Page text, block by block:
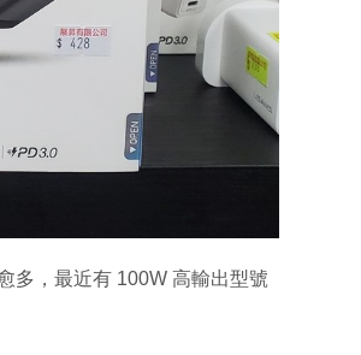
多，最近有 100W 高輸出型號